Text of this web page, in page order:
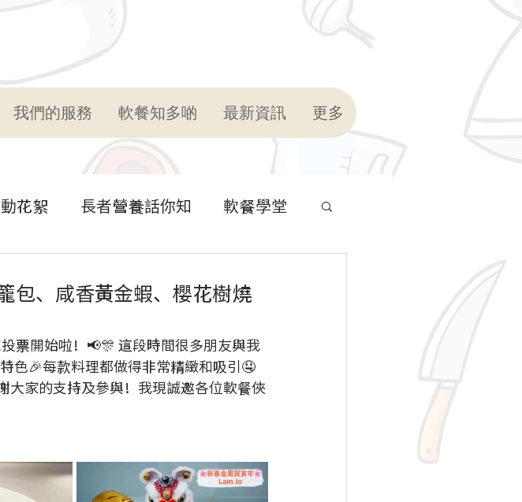
我們的服務 軟餐知多啲 最新資訊 更多
花絮 長者營養話你知 軟餐學堂
包、咸香黃金蝦、櫻花樹燒
票開始啦！📢🎊 這段時間很多朋友與我
色🎉每款料理都做得非常精緻和吸引🤤
大家的支持及參與！我現誠邀各位軟餐俠